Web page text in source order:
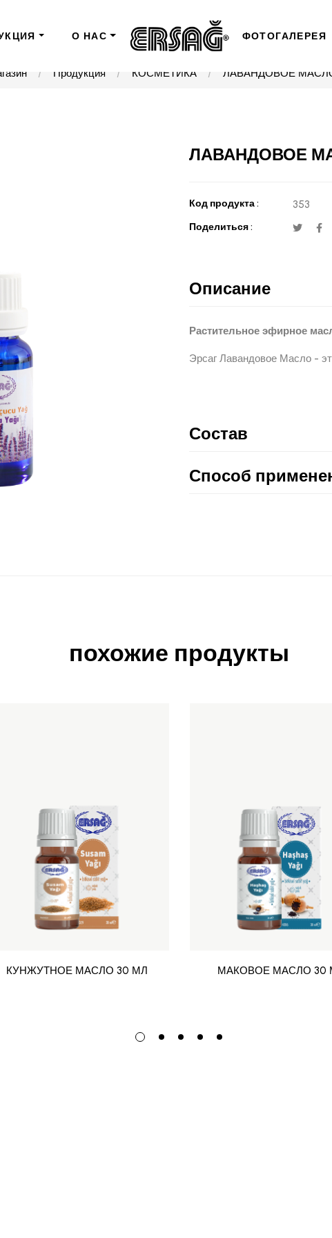
О НАС ФОТОГАЛЕРЕЯ
Продукция КОСМЕТИКА ЛАВАНДОВОЕ
ЛАВАНДОВОЕ
Код продукта : 353
Поделиться :
Описание
Растительное эфирное
Эрсаг Лавандовое Масло -
Состав
Способ
похожие продукты
КУНЖУТНОЕ МАСЛО 30 МЛ МАКОВОЕ МАСЛО 30